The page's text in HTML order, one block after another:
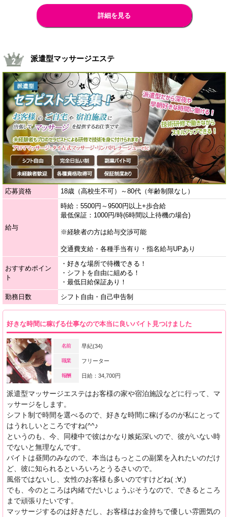
詳細を見る
派遣型マッサージエステ
応募資格 18歳（高校生不可）～80代（年齢制限なし）
給与
時給：5500円～9500円以上+歩合給
最低保証：1000円/時(6時間以上待機の場合)
※経験者の方は給与交渉可能
交通費支給・各種手当有り・指名給与UPあり
おすすめポイン
ト
・好きな場所で待機できる！
・シフトを自由に組める！
・最低日給保証あり！
勤務日数
シフト自由・自己申告制
好きな時間に稼げる仕事なので本当に良いバイト見つけました
名前 早紀(34)
職業 フリーター
報酬 日給：34,700円
派遣型マッサージエステはお客様の家や宿泊施設などに行って、マ
ッサージをします。
シフト制で時間を選べるので、好きな時間に稼げるのが私にとって
はうれしいところですね(^^♪
というのも、今、同棲中で彼はかなり嫉妬深いので、彼がいない時
でないと無理なんです。
バイトは昼間のみなので、本当はもっとこの副業を入れたいのだけ
ど、彼に知られるといろいろとうるさいので。
風俗ではないし、女性のお客様も多いのですけどね( ;∀;)
でも、今のところは内緒でだいじょうぶそうなので、できるところ
まで頑張りたいです。
マッサージするのは好きだし、お客様はお金持ちで優しい雰囲気の